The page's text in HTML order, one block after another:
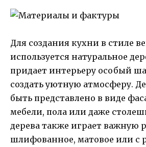
Для создания кухни в стиле
используется натуральное
придает интерьеру особый
создать уютную атмосферу.
быть представлено в виде
мебели, пола или даже
дерева также играет важную
шлифованное, матовое или с